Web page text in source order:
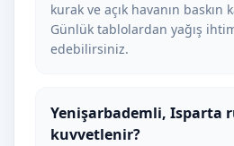
kurak ve açık havanın baskın
Günlük tablolardan yağış
edebilirsiniz.
Yenişarbademli, Isparta
kuvvetlenir?